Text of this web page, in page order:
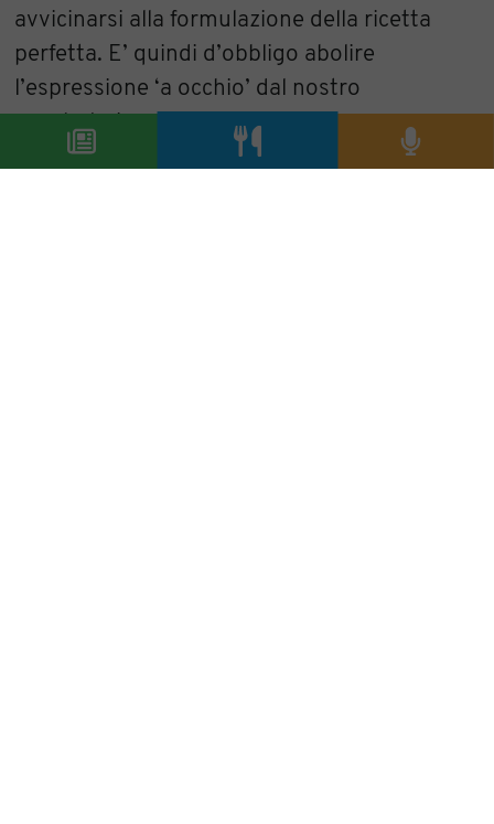
avvicinarsi alla formulazione della ricetta
perfetta. E’ quindi d’obbligo abolire
l’espressione ‘a occhio’ dal nostro
vocabolario, e fondamentale segnare nero su
bianco le proporzioni di sale, acqua e altri